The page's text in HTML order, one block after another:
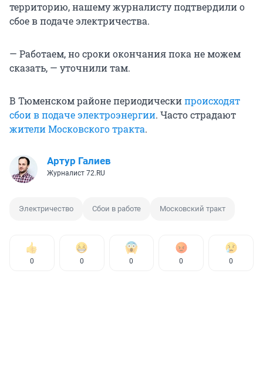
территорию, нашему журналисту подтвердили о
сбое в подаче электричества.
— Работаем, но сроки окончания пока не можем
сказать, — уточнили там.
В Тюменском районе периодическипроисходят
сбои в подаче электроэнергии. Часто страдают
жители Московского тракта.
Артур Галиев
Журналист 72.RU
Электричество Сбои в работе Московский тракт
0 0 0 0 0